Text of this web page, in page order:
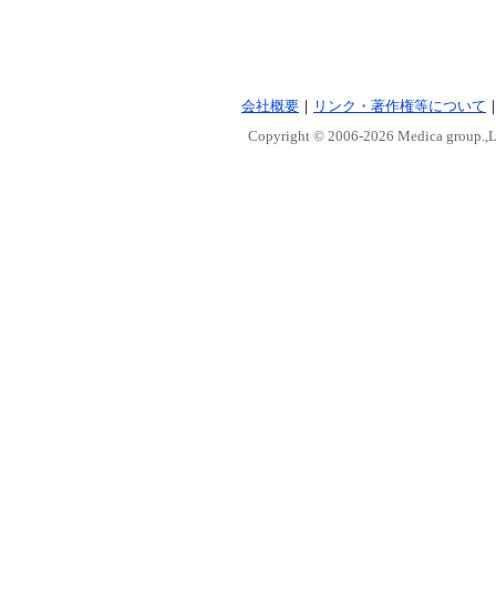
会社概要 ｜ リンク・著作権等について
Copyright © 2006-2026 Medica